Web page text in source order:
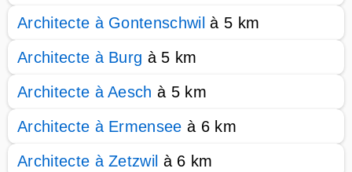
Architecte à Gontenschwil à 5 km
Architecte à Burg à 5 km
Architecte à Aesch à 5 km
Architecte à Ermensee à 6 km
Architecte à Zetzwil à 6 km